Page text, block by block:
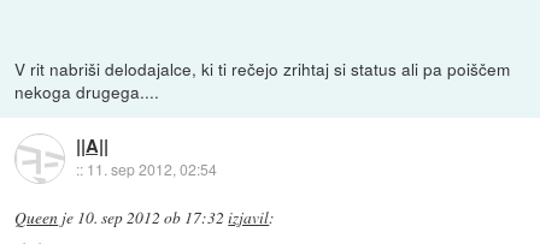
V rit nabriši delodajalce, ki ti rečejo zrihtaj si status ali pa poiščem
nekoga drugega....
||A||
:: 11. sep 2012, 02:54
Queen je 10. sep 2012 ob 17:32 izjavil: